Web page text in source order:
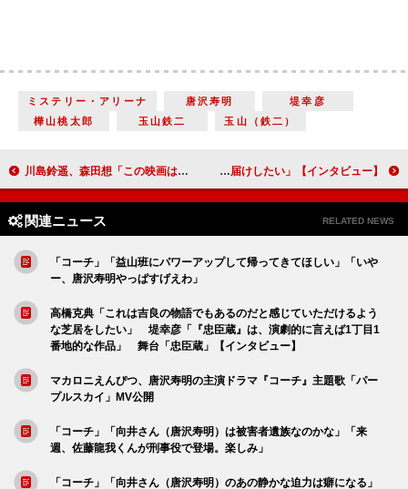
ミステリー・アリーナ 唐沢寿明
堤幸彦
樺山桃太郎
玉山鉄二 玉山（鉄二）
川島鈴遥、森田想「この映画は、ちょっと落ち込んだ時とかに見るといいかもしれません。きっと心が軽くなります」【インタビュー】『いろは』 宮野真守＆神山智洋、初共演の二人が作り上げる、劇団☆新感線のドタバタ音楽活劇ミステリー 「多幸感にあふれた作品をお届けしたい」【インタビュー】
関連ニュース RELATED NEWS
「コーチ」「益山班にパワーアップして帰ってきてほしい」「いや
ー、唐沢寿明やっぱすげえわ」
高橋克典「これは吉良の物語でもあるのだと感じていただけるよう
な芝居をしたい」 堤幸彦「『忠臣蔵』は、演劇的に言えば1丁目1
番地的な作品」 舞台「忠臣蔵」【インタビュー】
マカロニえんぴつ、唐沢寿明の主演ドラマ『コーチ』主題歌「パー
プルスカイ」MV公開
「コーチ」「向井さん（唐沢寿明）は被害者遺族なのかな」「来
週、佐藤龍我くんが刑事役で登場。楽しみ」
「コーチ」「向井さん（唐沢寿明）のあの静かな迫力は癖になる」